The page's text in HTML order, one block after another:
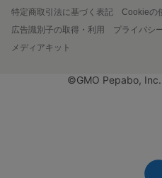
特定商取引法に基づく表記
Cookieの
広告識別子の取得・利用
プライバシ
メディアキット
©GMO Pepabo,